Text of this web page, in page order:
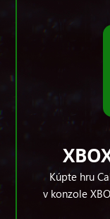
Kúpte hru
v konzole